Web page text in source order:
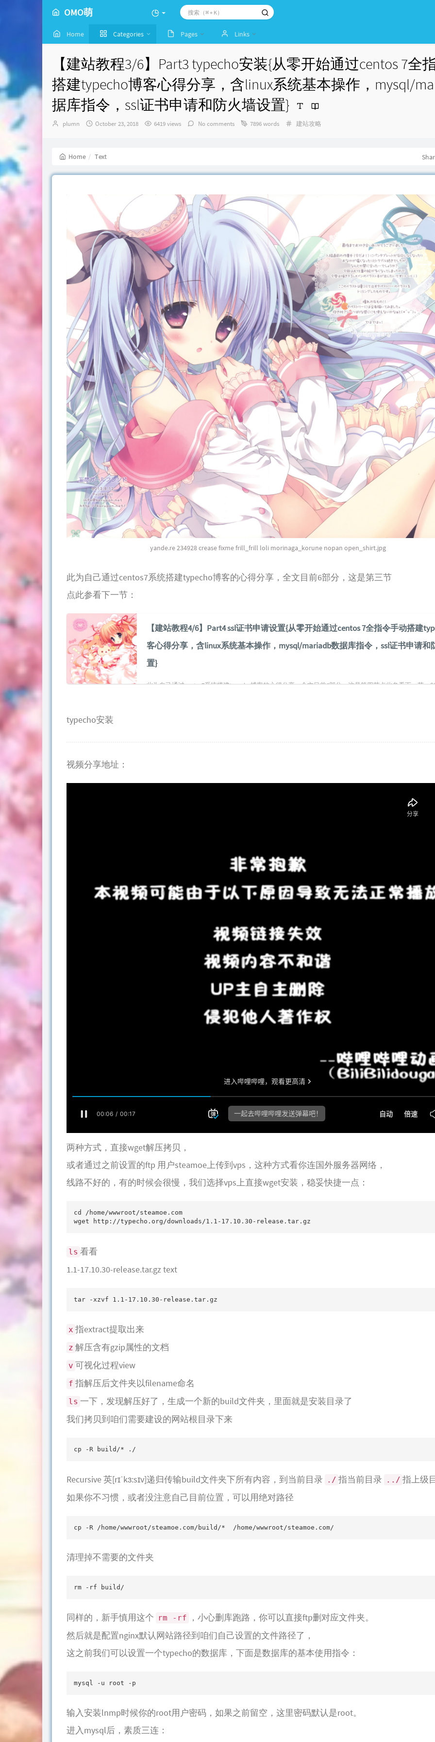
OMO萌
Home Categories Pages Links
【建站教程3/6】Part3 typecho安装{从零开始通过centos 7全
搭建typecho博客心得分享，含linux系统基本操作，mysql/
据库指令，ssl证书申请和防火墙设置}
Author：
plumn
发
October 23, 2018 6419 views No comments 7896 words Categories：
建站攻略
Home Text
yande.re 234928 crease fixme frill_frill loli morinaga_korune nopan open_shirt.jpg
此为自己通过centos7系统搭建typecho博客的心得分享，全文目前6部分，这是第三节
点此参看下一节：
【建站教程4/6】Part4 ssl证书申请设置{从零开始通过centos 7全指令手动搭建
客心得分享，含linux系统基本操作，mysql/mariadb数据库指令，ssl证书申请和
置}
此为自己通过centos7系统搭建typecho博客的心得分享，全文目前6部分，这是第四节点此参看下一节：
typecho安装
视频分享地址：
两种方式，直接wget解压拷贝，
或者通过之前设置的ftp 用户steamoe上传到vps，这种方式看你连国外服务器网络，
线路不好的，有的时候会很慢，我们选择vps上直接wget安装，稳妥快捷一点：
cd /home/wwwroot/steamoe.com
wget http://typecho.org/downloads/1.1-17.10.30-release.tar.gz
ls 看看
1.1-17.10.30-release.tar.gz text
tar -xzvf 1.1-17.10.30-release.tar.gz
x 指extract提取出来
z 解压含有gzip属性的文档
v 可视化过程view
f 指解压后文件夹以filename命名
ls 一下，发现解压好了，生成一个新的build文件夹，里面就是安装目录了
我们拷贝到咱们需要建设的网站根目录下来
cp -R build/* ./
Recursive 英[rɪˈkɜ:sɪv]递归传输build文件夹下所有内容，到当前目录 ./ 指当前目录 ../ 指上级
如果你不习惯，或者没注意自己目前位置，可以用绝对路径
cp -R /home/wwwroot/steamoe.com/build/*  /home/wwwroot/steamoe.com/
清理掉不需要的文件夹
rm -rf build/
同样的，新手慎用这个 rm -rf
，小心删库跑路，你可以直接ftp删对应文件夹。
然后就是配置nginx默认网站路径到咱们自己设置的文件路径了，
这之前我们可以设置一个typecho的数据库，下面是数据库的基本使用指令：
mysql -u root -p
输入安装lnmp时候你的root用户密码，如果之前留空，这里密码默认是root。
进入mysql后，素质三连：